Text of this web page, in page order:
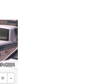
محافظ عفيف
= -